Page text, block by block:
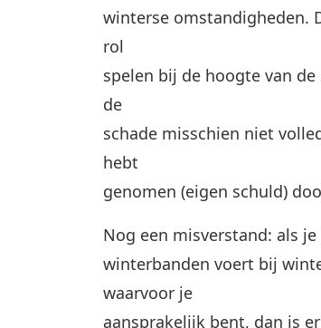
winterse omstandigheden.
rol
spelen bij de hoogte van
de
schade misschien niet
hebt
genomen (eigen schuld)
Nog een misverstand: als
winterbanden voert bij
waarvoor je
aansprakelijk bent, dan is